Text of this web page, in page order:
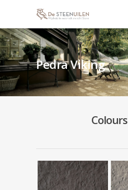
Pedra Viking
Colours